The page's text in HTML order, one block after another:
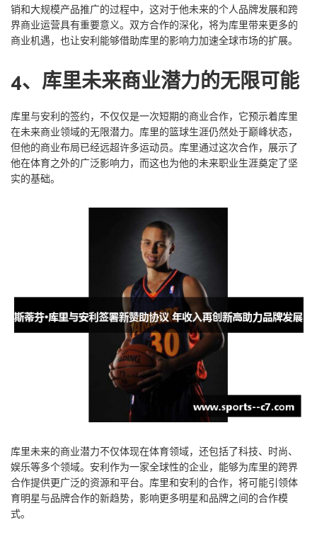
销和大规模产品推广的过程中，这对于他未来的个人品牌发展和跨
界商业运营具有重要意义。双方合作的深化，将为库里带来更多的
商业机遇，也让安利能够借助库里的影响力加速全球市场的扩展。
4、库里未来商业潜力的无限可能
库里与安利的签约，不仅仅是一次短期的商业合作，它预示着库里
在未来商业领域的无限潜力。库里的篮球生涯仍然处于巅峰状态，
但他的商业布局已经远超许多运动员。库里通过这次合作，展示了
他在体育之外的广泛影响力，而这也为他的未来职业生涯奠定了坚
实的基础。
库里未来的商业潜力不仅体现在体育领域，还包括了科技、时尚、
娱乐等多个领域。安利作为一家全球性的企业，能够为库里的跨界
合作提供更广泛的资源和平台。库里和安利的合作，将可能引领体
育明星与品牌合作的新趋势，影响更多明星和品牌之间的合作模
式。